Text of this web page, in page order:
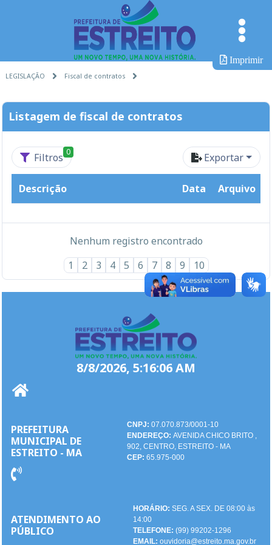
Imprimir
LEGISLAÇÃO Fiscal de contratos
Listagem de fiscal de contratos
Filtros 0 Exportar
Descrição Data Arquivo
Nenhum registro encontrado
1
2 3 4 5 6 7 8 9 10
8/8/2026, 5:16:06 AM
PREFEITURA
MUNICIPAL DE
ESTREITO - MA
CNPJ:07.070.873/0001-10
ENDEREÇO:AVENIDA CHICO BRITO ,
902, CENTRO, ESTREITO - MA
CEP:65.975-000
ATENDIMENTO AO
PÚBLICO
HORÁRIO: SEG. A SEX. DE 08:00 às
14:00
TELEFONE: (99) 99202-1296
EMAIL: ouvidoria@estreito.ma.gov.br